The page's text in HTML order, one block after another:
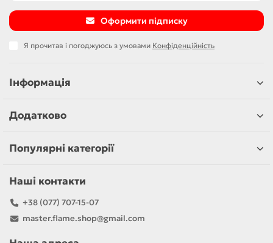
Оформити підписку
Я прочитав і погоджуюсь з умовами Конфіденційність
Інформація
Додатково
Популярні категорії
Наші контакти
+38 (077) 707-15-07
master.flame.shop@gmail.com